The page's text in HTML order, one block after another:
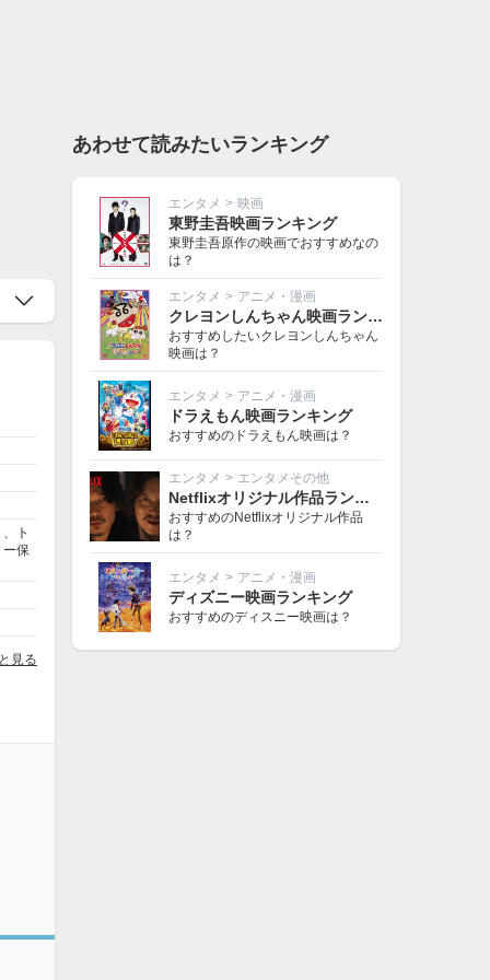
ト
ー保
見る
あわせて読みたいランキング
エンタメ > 映画
東野圭吾映画ランキング
東野圭吾原作の映画でおすすめなの
は？
エンタメ > アニメ・漫画
クレヨンしんちゃん映画ランキング
おすすめしたいクレヨンしんちゃん
映画は？
エンタメ > アニメ・漫画
ドラえもん映画ランキング
おすすめのドラえもん映画は？
エンタメ > エンタメその他
Netflixオリジナル作品ランキング
おすすめのNetflixオリジナル作品
は？
エンタメ > アニメ・漫画
ディズニー映画ランキング
おすすめのディスニー映画は？